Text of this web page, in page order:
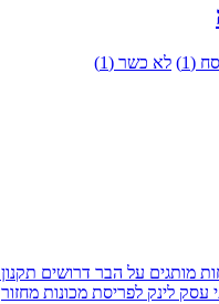
(1) לא כשר (1)
מותגים על הבר דרושים תקנון
עסק לינק לפריסת מכונות מחזור